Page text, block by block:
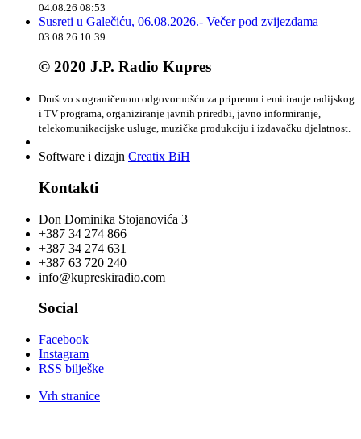
04.08.26 08:53
Susreti u Galečiću, 06.08.2026.- Večer pod zvijezdama
03.08.26 10:39
© 2020 J.P. Radio Kupres
Društvo s ograničenom odgovornošću za pripremu i emitiranje radijskog
i TV programa, organiziranje javnih priredbi, javno informiranje,
telekomunikacijske usluge, muzička produkciju i izdavačku djelatnost.
Software i dizajn Creatix BiH
Kontakti
Don Dominika Stojanovića 3
+387 34 274 866
+387 34 274 631
+387 63 720 240
info@kupreskiradio.com
Social
Facebook
Instagram
RSS bilješke
Vrh stranice